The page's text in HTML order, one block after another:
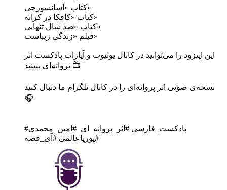
کتاب «آسانسورچی»
کتاب «کافکا در کرانه»
کتاب «صد سال تنهایی»
فیلم «زندگی زیباست»
پروانه‌ای ببینید 📺
نسخه‌ی صوتی اثر پروانه‌ای را در کانال تلگرام ما دنبال کنید
🎧
‎#پادکست_فارسی #اثر_پروانه_ای #امین_محمدی
#پوریاعالمی #آی_قصه